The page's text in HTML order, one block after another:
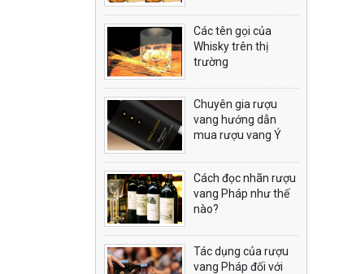
Các tên gọi của
Whisky trên thị
trường
Chuyên gia rượu
vang hướng dẫn
mua rượu vang Ý
Cách đọc nhãn rượu
vang Pháp như thế
nào?
Tác dụng của rượu
vang Pháp đối với